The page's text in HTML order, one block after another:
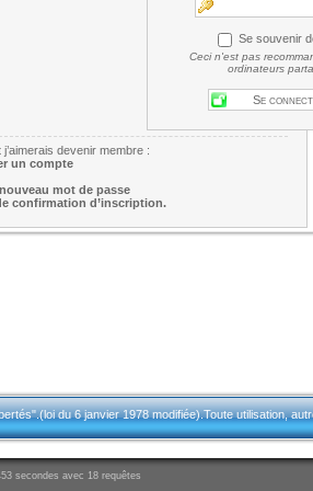
Se souvenir
Ceci n'est pas
ordinateurs
devenir membre :
un compte
mot de passe
confirmation d’inscription.
du 6 janvier 1978 modifiée).Toute utilisation,
secondes avec 18 requêtes